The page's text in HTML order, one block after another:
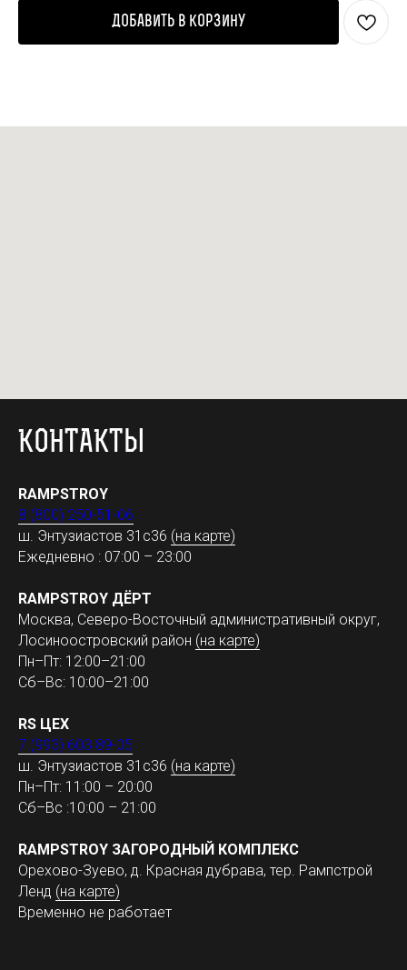
Добавить в корзину
КОНТАКТЫ
RAMPSTROY
8 (800) 250-51-06
ш. Энтузиастов 31с36 (на карте)
Ежедневно : 07:00 – 23:00
RAMPSTROY ДЁРТ
Москва, Северо-Восточный административный округ,
Лосиноостровский район (на карте)
Пн–Пт: 12:00–21:00
Сб–Вс: 10:00–21:00
RS ЦЕХ
7 (993) 603 89-05
ш. Энтузиастов 31с36 (на карте)
Пн–Пт: 11:00 – 20:00
Сб–Вс :10:00 – 21:00
RAMPSTROY ЗАГОРОДНЫЙ КОМПЛЕКС
Орехово-Зуево, д. Красная дубрава, тер. Рампстрой
Ленд (на карте)
Временно не работает